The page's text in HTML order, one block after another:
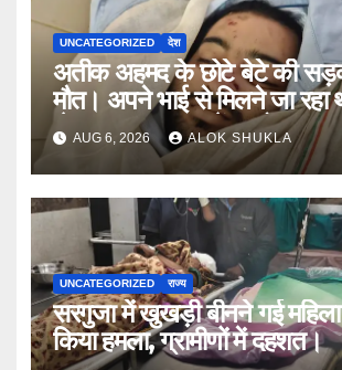
UNCATEGORIZED देश
अतीक अहमद के छोटे बेटे की
मौत। अपने भाई से मिलने जा रहा
जेल (सूत्र)। कार में 5 लोग सवार
AUG 6, 2026 ALOK SHUKLA
UNCATEGORIZED राज्य
सरगुजा में खुखड़ी बीनने गई
किया हमला, ग्रामीणों में दहशत।